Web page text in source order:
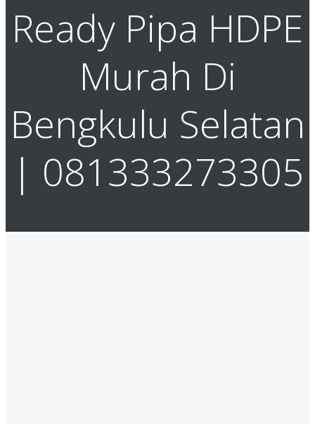
Ready Pipa HDPE
Murah Di
Bengkulu Selatan
| 081333273305